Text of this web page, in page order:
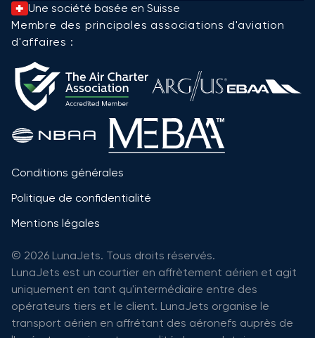
Une société basée en Suisse
Membre des principales associations d'aviation
d'affaires :
Conditions générales
Politique de confidentialité
Mentions légales
© 2026 LunaJets. Tous droits réservés.
LunaJets est un courtier en affrètement aérien et agit
uniquement en tant qu'intermédiaire entre des
opérateurs tiers et le client. LunaJets organise le
transport aérien en affrétant des aéronefs auprès de